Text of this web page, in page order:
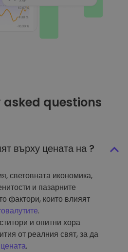
asked questions
върху цената на ?
световната икономика,
и пазарните
фактори, които влияят
.
и опитни хора
от реалния свят, за да
.